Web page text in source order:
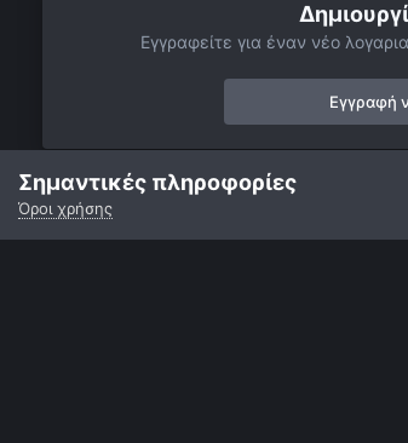
Εγγραφείτε για έναν νέο
Εγγραφή
Αρχή
Σημαντικές πληροφορίες
Όροι χρήσης